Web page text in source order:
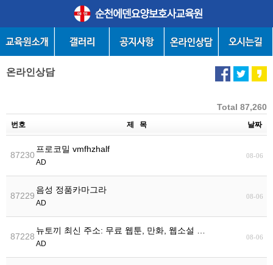
온라인상담
Total 87,260
번호 제 목 날짜
87230
프로코밀 vmfhzhalf
AD
08-06
87229
음성 정품카마그라
AD
08-06
87228
뉴토끼 최신 주소: 무료 웹툰, 만화, 웹소설 …
AD
08-06